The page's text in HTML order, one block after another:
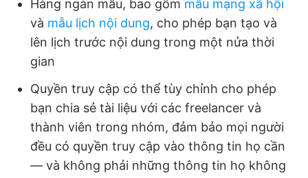
Hàng ngàn mẫu, bao gồm mẫu mạng xã hội
và mẫu lịch nội dung, cho phép bạn tạo và
lên lịch trước nội dung trong một nửa thời
gian
Quyền truy cập có thể tùy chỉnh cho phép
bạn chia sẻ tài liệu với các freelancer và
thành viên trong nhóm, đảm bảo mọi người
đều có quyền truy cập vào thông tin họ cần
— và không phải những thông tin họ không